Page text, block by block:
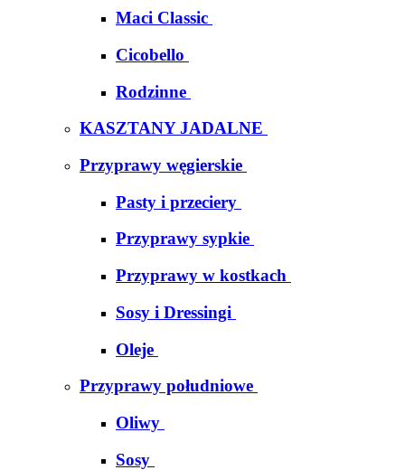
Maci Classic
Cicobello
Rodzinne
KASZTANY JADALNE
Przyprawy węgierskie
Pasty i przeciery
Przyprawy sypkie
Przyprawy w kostkach
Sosy i Dressingi
Oleje
Przyprawy południowe
Oliwy
Sosy